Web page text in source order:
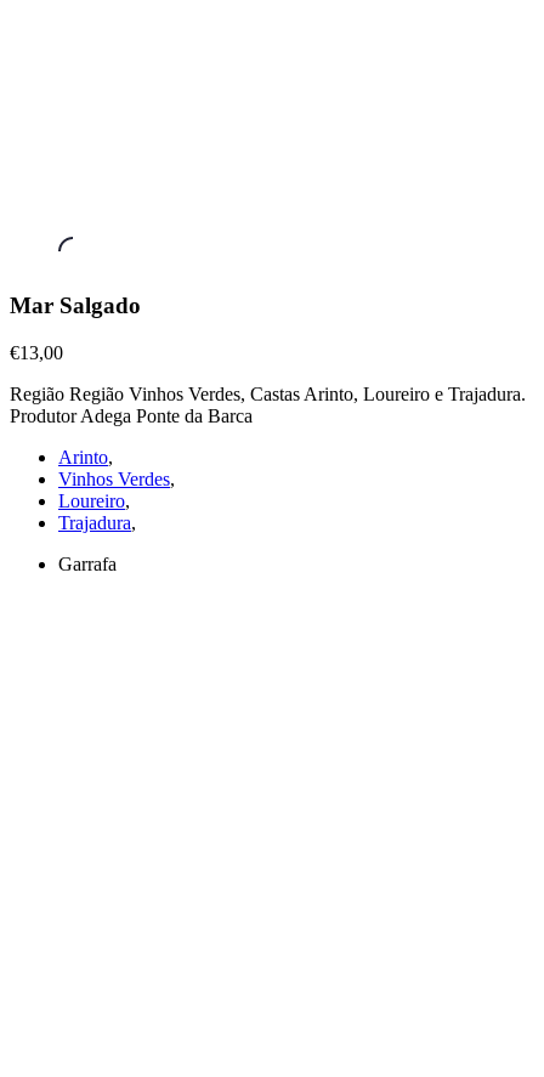
Vinhos
Verdes
Mar
€13,00
Mar Salgado
€13,00
Região Região Vinhos Verdes, Castas Arinto, Loureiro e Trajadura.
Produtor Adega Ponte da Barca
Arinto,
Vinhos Verdes,
Loureiro,
Trajadura,
Garrafa